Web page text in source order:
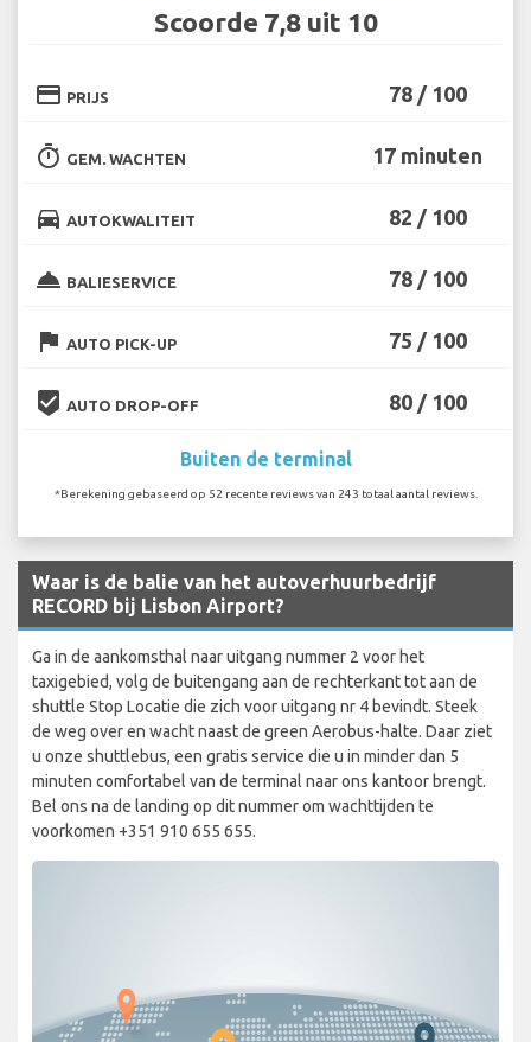
Scoorde 7,8 uit 10
credit_card PRIJS 78 / 100
timer GEM. WACHTEN 17 minuten
directions_car AUTOKWALITEIT 82 / 100
room_service BALIESERVICE 78 / 100
flag AUTO PICK-UP 75 / 100
beenhere AUTO DROP-OFF 80 / 100
Buiten de terminal
*Berekening gebaseerd op 52 recente reviews van 243 totaal aantal reviews.
Waar is de balie van het autoverhuurbedrijf
RECORD bij Lisbon Airport?
Ga in de aankomsthal naar uitgang nummer 2 voor het
taxigebied, volg de buitengang aan de rechterkant tot aan de
shuttle Stop Locatie die zich voor uitgang nr 4 bevindt. Steek
de weg over en wacht naast de green Aerobus-halte. Daar ziet
u onze shuttlebus, een gratis service die u in minder dan 5
minuten comfortabel van de terminal naar ons kantoor brengt.
Bel ons na de landing op dit nummer om wachttijden te
voorkomen +351 910 655 655.